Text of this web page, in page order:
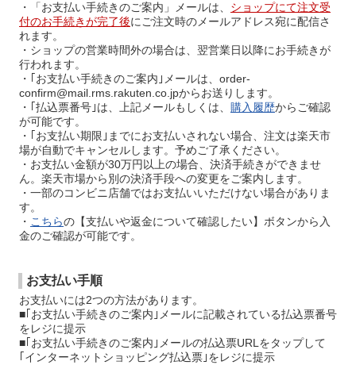
・「お支払い手続きのご案内」メールは、 ショップにて注文受
付のお手続きが完了後にご注文時のメールアドレス宛に配信さ
れます。
・ショップの営業時間外の場合は、翌営業日以降にお手続きが
行われます。
・｢お支払い手続きのご案内｣メールは、order-
confirm@mail.rms.rakuten.co.jpからお送りします。
・｢払込票番号｣は、上記メールもしくは、 購入履歴からご確認
が可能です。
・｢お支払い期限｣までにお支払いされない場合、注文は楽天市
場が自動でキャンセルします。予めご了承ください。
・お支払い金額が30万円以上の場合、決済手続きができませ
ん。楽天市場から別の決済手段への変更をご案内します。
・一部のコンビニ店舗ではお支払いいただけない場合がありま
す。
・ こちらの【支払いや返金について確認したい】ボタンから入
金のご確認が可能です。
お支払い手順
お支払いには2つの方法があります。
■｢お支払い手続きのご案内｣メールに記載されている払込票番号
をレジに提示
■｢お支払い手続きのご案内｣メールの払込票URLをタップして
｢インターネットショッピング払込票｣をレジに提示